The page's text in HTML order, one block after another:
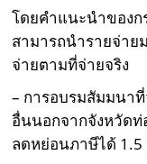
โดยคำแนะนำของก
สามารถนำรายจ่าย
จ่ายตามที่จ่ายจริง
– การอบรมสัมมนา
อื่นนอกจากจังหวัดท่
ลดหย่อนภาษีได้ 1.5